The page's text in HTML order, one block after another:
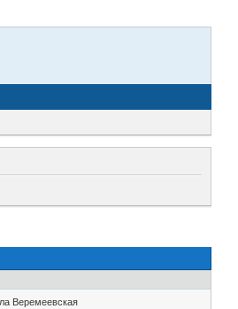
Веремеевская